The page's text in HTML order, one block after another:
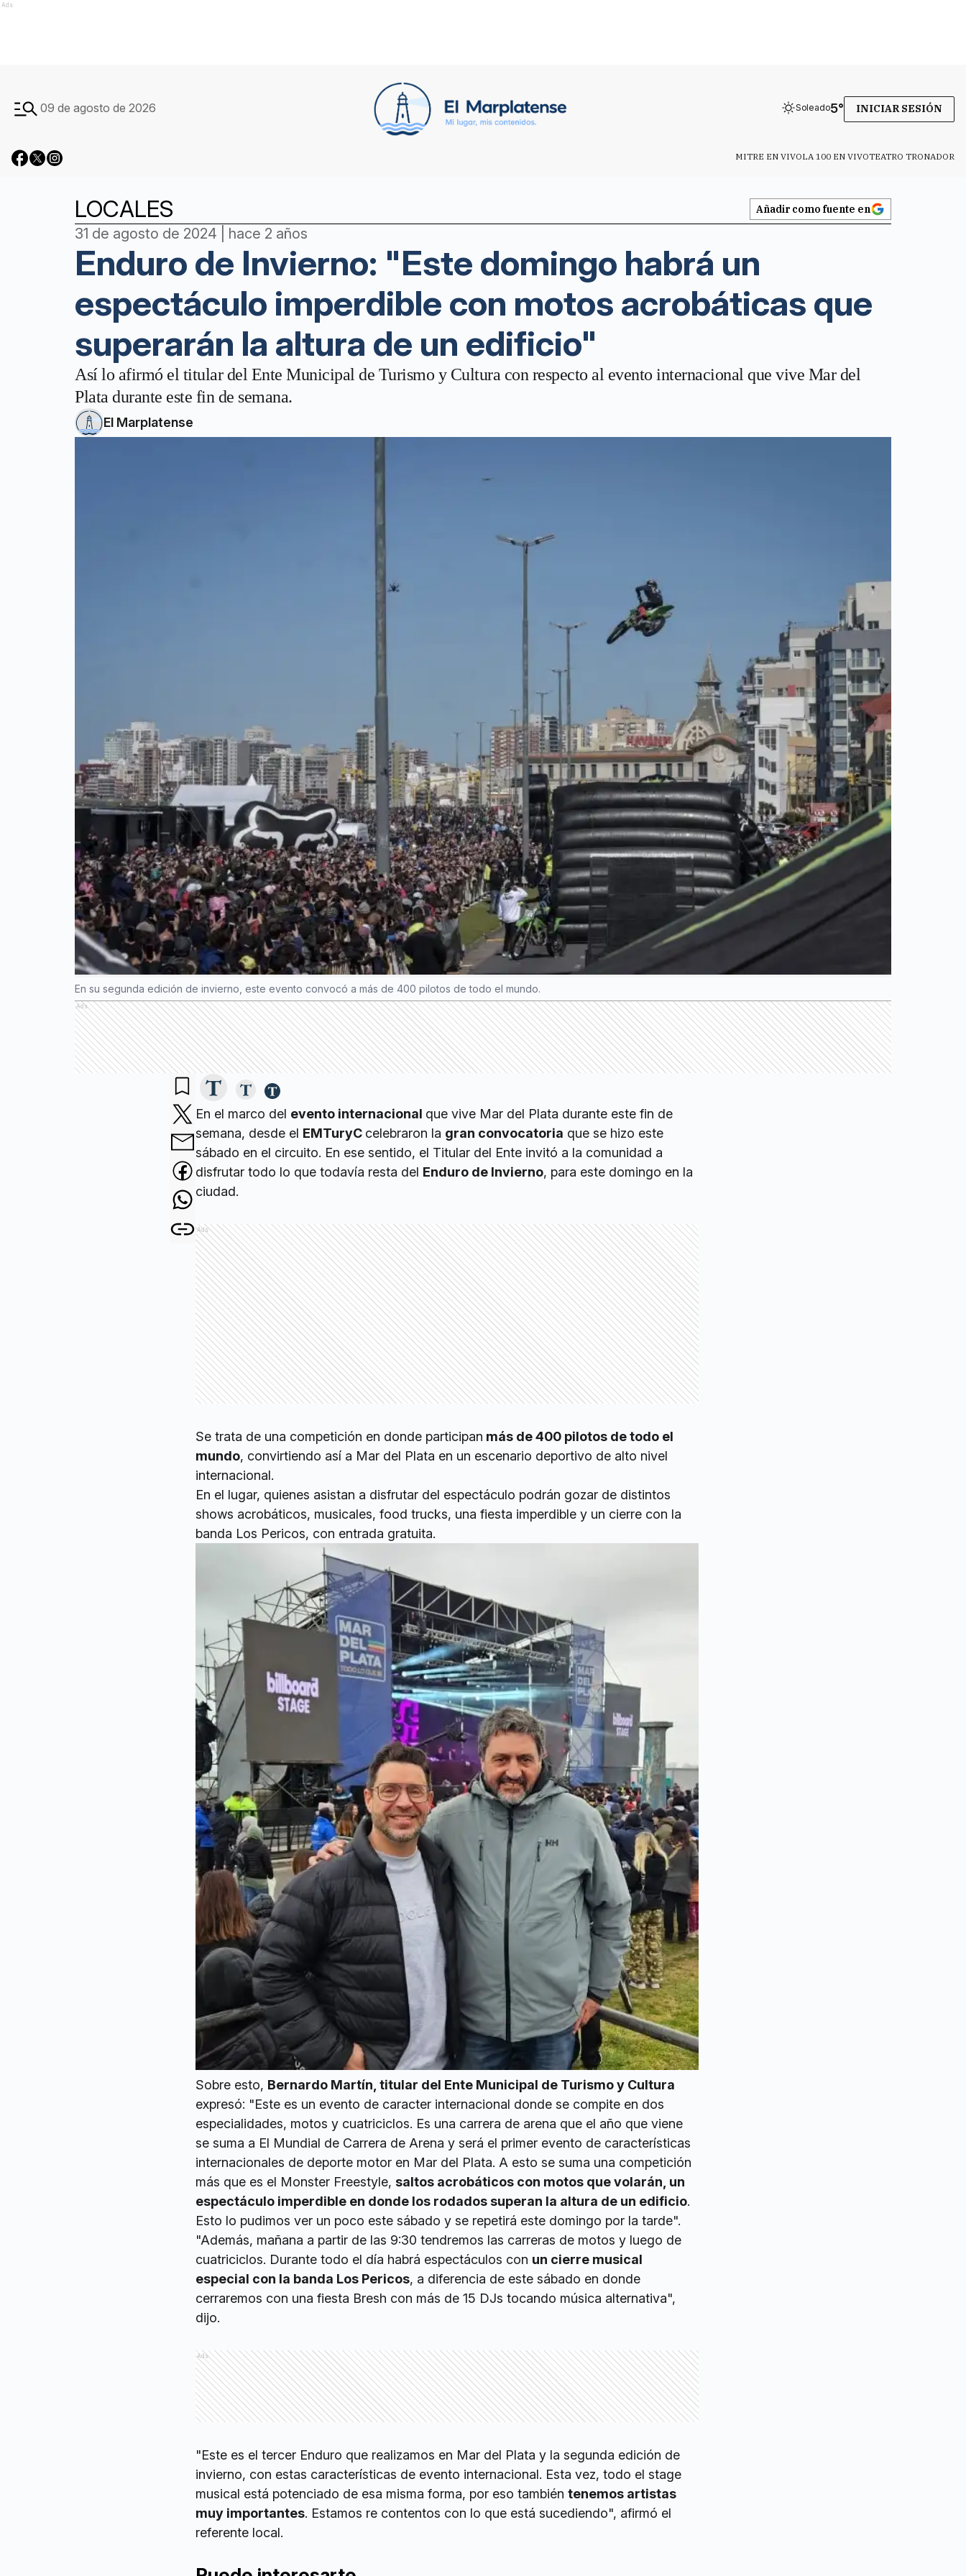
Ads
09 de agosto de 2026 Soleado5° INICIAR SESIÓN
MITRE EN VIVOLA 100 EN VIVOTEATRO TRONADOR
LOCALES Añadir como fuente en
31 de agosto de 2024 | hace 2 años
Enduro de Invierno: "Este domingo habrá un
espectáculo imperdible con motos acrobáticas que
superarán la altura de un edificio"
Así lo afirmó el titular del Ente Municipal de Turismo y Cultura con respecto al evento internacional que vive Mar del
Plata durante este fin de semana.
El Marplatense
En su segunda edición de invierno, este evento convocó a más de 400 pilotos de todo el mundo.
Ads
En el marco del evento internacional que vive Mar del Plata durante este fin de
semana, desde el EMTuryC celebraron la gran convocatoria que se hizo este
sábado en el circuito. En ese sentido, el Titular del Ente invitó a la comunidad a
disfrutar todo lo que todavía resta del Enduro de Invierno, para este domingo en la
ciudad.
Ads
Se trata de una competición en donde participan más de 400 pilotos de todo el
mundo, convirtiendo así a Mar del Plata en un escenario deportivo de alto nivel
internacional.
En el lugar, quienes asistan a disfrutar del espectáculo podrán gozar de distintos
shows acrobáticos, musicales, food trucks, una fiesta imperdible y un cierre con la
banda Los Pericos, con entrada gratuita.
Sobre esto, Bernardo Martín, titular del Ente Municipal de Turismo y Cultura
expresó: "Este es un evento de caracter internacional donde se compite en dos
especialidades, motos y cuatriciclos. Es una carrera de arena que el año que viene
se suma a El Mundial de Carrera de Arena y será el primer evento de características
internacionales de deporte motor en Mar del Plata. A esto se suma una competición
más que es el Monster Freestyle, saltos acrobáticos con motos que volarán, un
espectáculo imperdible en donde los rodados superan la altura de un edificio.
Esto lo pudimos ver un poco este sábado y se repetirá este domingo por la tarde".
"Además, mañana a partir de las 9:30 tendremos las carreras de motos y luego de
cuatriciclos. Durante todo el día habrá espectáculos con un cierre musical
especial con la banda Los Pericos, a diferencia de este sábado en donde
cerraremos con una fiesta Bresh con más de 15 DJs tocando música alternativa",
dijo.
Ads
"Este es el tercer Enduro que realizamos en Mar del Plata y la segunda edición de
invierno, con estas características de evento internacional. Esta vez, todo el stage
musical está potenciado de esa misma forma, por eso también tenemos artistas
muy importantes. Estamos re contentos con lo que está sucediendo", afirmó el
referente local.